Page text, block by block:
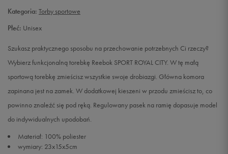
Kategoria: Torby sportowe
Płeć: Unisex
Szukasz praktycznego sposobu na przechowanie potrzebnych Ci rzeczy?
Wybierz funkcjonalną torebkę Reebok SPORT ROYAL CITY. W tę małą
sportową torebkę zmieścisz wszystkie swoje drobiazgi. Główna komora
zapinana jest na zamek. W dodatkowej kieszeni w przodu zmieścisz to, co
powinno znaleźć się pod ręką. Regulowany pasek na ramię dopasuje model
do indywidualnych upodobań.
Materiał: 100% poliester
wymiary: 23x15x5cm